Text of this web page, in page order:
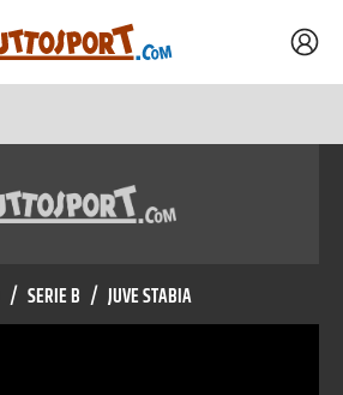
/ SERIE B / JUVE STABIA